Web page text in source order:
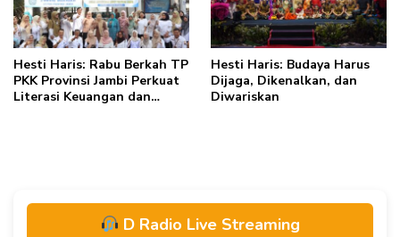
Hesti Haris: Rabu Berkah TP
PKK Provinsi Jambi Perkuat
Literasi Keuangan dan
Hesti Haris: Budaya Harus
Dijaga, Dikenalkan, dan
Diwariskan
D Radio Live Streaming